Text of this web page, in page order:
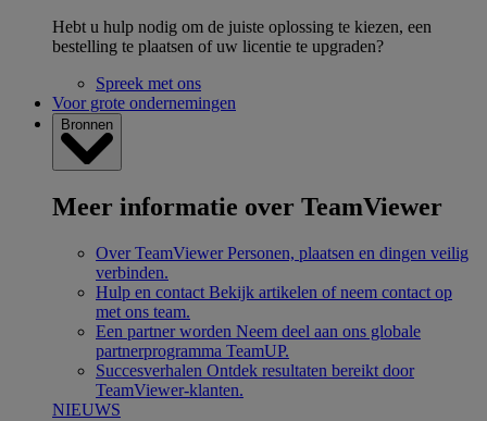
Hebt u hulp nodig om de juiste oplossing te kiezen, een
bestelling te plaatsen of uw licentie te upgraden?
Spreek met ons
Voor grote ondernemingen
Bronnen
Meer informatie over TeamViewer
Over TeamViewer Personen, plaatsen en dingen veilig
verbinden.
Hulp en contact Bekijk artikelen of neem contact op
met ons team.
Een partner worden Neem deel aan ons globale
partnerprogramma TeamUP.
Succesverhalen Ontdek resultaten bereikt door
TeamViewer-klanten.
NIEUWS